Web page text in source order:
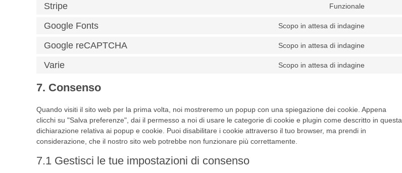
Stripe Funzionale
Google Fonts Scopo in attesa di indagine
Google reCAPTCHA Scopo in attesa di indagine
Varie Scopo in attesa di indagine
7. Consenso
Quando visiti il sito web per la prima volta, noi mostreremo un popup con una spiegazione dei cookie. Appena
clicchi su "Salva preferenze", dai il permesso a noi di usare le categorie di cookie e plugin come descritto in questa
dichiarazione relativa ai popup e cookie. Puoi disabilitare i cookie attraverso il tuo browser, ma prendi in
considerazione, che il nostro sito web potrebbe non funzionare più correttamente.
7.1 Gestisci le tue impostazioni di consenso